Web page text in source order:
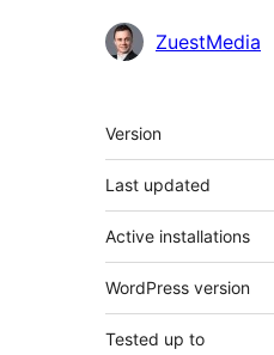
Contributors
ZuestMedia
Meta
Version
Last updated
Active installations
WordPress version
Tested up to